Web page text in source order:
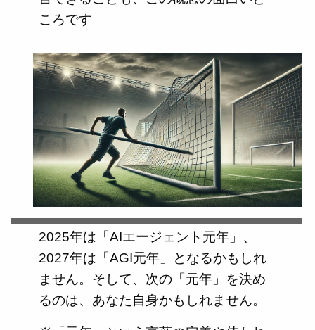
ころです。
2025年は「AIエージェント元年」、
2027年は「AGI元年」となるかもしれ
ません。そして、次の「元年」を決め
るのは、あなた自身かもしれません。